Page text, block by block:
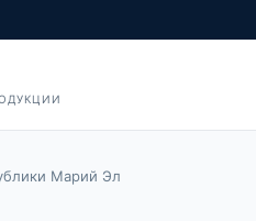
Марий Эл